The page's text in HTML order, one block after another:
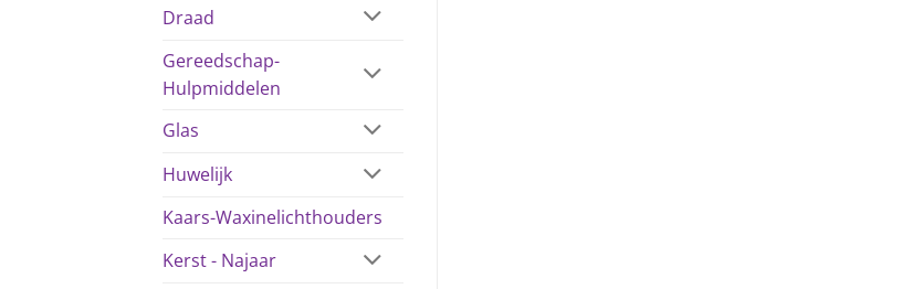
Draad
Gereedschap-
Hulpmiddelen
Glas
Huwelijk
Kaars-Waxinelichthouders
Kerst - Najaar